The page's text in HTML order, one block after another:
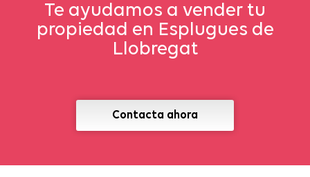
Te ayudamos a vender tu
propiedad en Esplugues de
Llobregat
Contacta ahora